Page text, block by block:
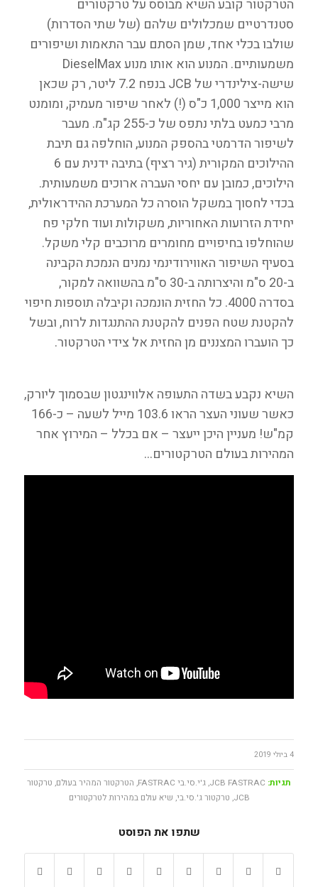
הטרקטור קובע השיא מבוסס על טרקטורים
סטנדרטיים שמכלולים שלהם (של שתי הסדרות)
שולבו בכלי אחד, שמן הסתם עבר התאמות ושיפורים
משמעותיים. המנוע הוא אותו מנוע DieselMax
שישה-צילינדרי של JCB בנפח 7.2 ליטר, רק שכאן
הוא מייצר 1,000 כ"ס (!) לאחר שיפור מעמיק, ומומנט
מרבי כמעט בלתי נתפס של כ-255 קג"מ. מעבר
לשיפור הדרמטי בהספק המנוע, הוחלפה גם תיבת
ההילוכים המקורית (גיר רציף) בתיבה ידנית עם 6
הילוכים, כמובן עם יחסי העברה ארוכים משמעותית.
בכדי לחסוך במשקל הוסרה כל המערכת ההידראולית,
יחידת הזרועות האחוריות, משקולות ועוד חלקי פח
שהוחלפו בחיפויים מחומרים מרוכבים קלי משקל.
בסעיף השיפור האווירודינמי נמנים הנמכת הקבינה
ב-20 ס"מ והיצרותה ב-30 ס"מ בהשוואה למקור,
בסדרה 4000. כל החזית הונמכה וקיבלה תוספות חיפוי
להקטנת שטח הפנים להקטנת ההתנגדות לרוח, ובשל
כך הועברו המצננים מן החזית אל צידי הטרקטור.
השיא נקבע בשדה התעופה אלווינגטון שבסמוך ליורק,
כאשר שעוני העצר הראו 103.6 מייל לשעה – כ-166
קמ"ש! מעניין היכן ייעצר – אם בכלל – המירוץ אחר
המהירות בעולם הטרקטורים…
4 ביולי 2019
תגיות: JCB FASTRAC
,ג'י.סי.בי FASTRAC , הטרקטור המהיר בעולם, טרקטור
JCB
, טרקטור ג'.סי.בי, שיא עולם במהירות לטרקטורים
שתפו את הפוסט